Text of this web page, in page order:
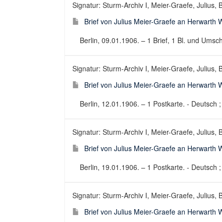
Signatur: Sturm-Archiv I, Meier-Graefe, Julius,
Brief von Julius Meier-Graefe an Herwarth
Berlin, 09.01.1906. – 1 Brief, 1 Bl. und
Signatur: Sturm-Archiv I, Meier-Graefe, Julius,
Brief von Julius Meier-Graefe an Herwarth
Berlin, 12.01.1906. – 1 Postkarte. - Deutsch
Signatur: Sturm-Archiv I, Meier-Graefe, Julius,
Brief von Julius Meier-Graefe an Herwarth
Berlin, 19.01.1906. – 1 Postkarte. - Deutsch
Signatur: Sturm-Archiv I, Meier-Graefe, Julius,
Brief von Julius Meier-Graefe an Herwarth